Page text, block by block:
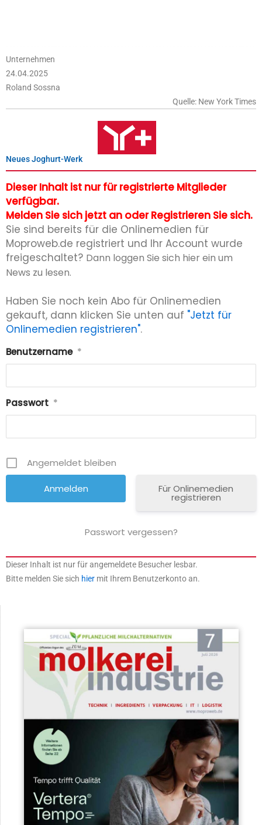
Unternehmen
24.04.2025
Roland Sossna
Quelle: New York Times
Neues Joghurt-Werk
Dieser Inhalt ist nur für registrierte Mitglieder
verfügbar.
Melden Sie sich jetzt an oder Registrieren Sie sich.
Sie sind bereits für die Onlinemedien für
Moproweb.de registriert und Ihr Account wurde
freigeschaltet? Dann loggen Sie sich hier ein um
News zu lesen.
Haben Sie noch kein Abo für Onlinemedien
gekauft, dann klicken Sie unten auf "Jetzt für
Onlinemedien registrieren".
Benutzername *
Passwort *
Angemeldet bleiben
Für Onlinemedien
registrieren
Passwort vergessen?
Dieser Inhalt ist nur für angemeldete Besucher lesbar.
Bitte melden Sie sich hier mit Ihrem Benutzerkonto an.